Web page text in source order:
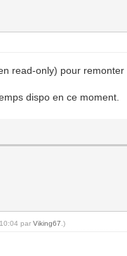
read-only) pour remonter
dispo en ce moment.
parViking67 .)